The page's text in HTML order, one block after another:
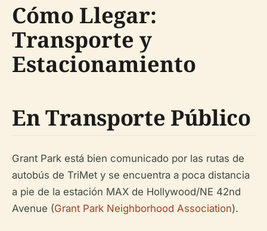
Cómo Llegar:
Transporte y
Estacionamiento
En Transporte Público
Grant Park está bien comunicado por las rutas de
autobús de TriMet y se encuentra a poca distancia
a pie de la estación MAX de Hollywood/NE 42nd
Avenue (Grant Park Neighborhood Association).